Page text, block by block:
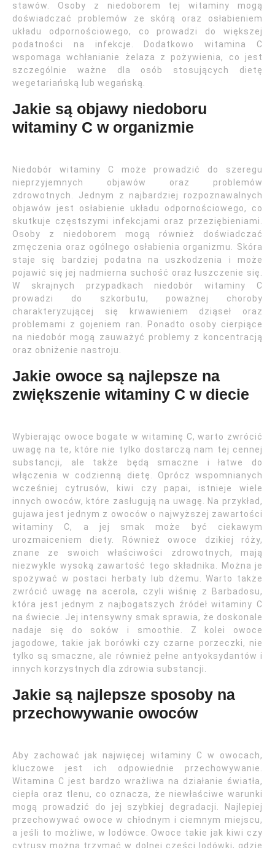
stawów. Osoby z niedoborem tej witaminy mogą
doświadczać problemów ze skórą oraz osłabieniem
układu odpornościowego, co prowadzi do większej
podatności na infekcje. Dodatkowo witamina C
wspomaga wchłanianie żelaza z pożywienia, co jest
szczególnie ważne dla osób stosujących dietę
wegetariańską lub wegańską.
Jakie są objawy niedoboru
witaminy C w organizmie
Niedobór witaminy C może prowadzić do szeregu
nieprzyjemnych objawów oraz problemów
zdrowotnych. Jednym z najbardziej rozpoznawalnych
objawów jest osłabienie układu odpornościowego, co
skutkuje częstszymi infekcjami oraz przeziębieniami.
Osoby z niedoborem mogą również doświadczać
zmęczenia oraz ogólnego osłabienia organizmu. Skóra
staje się bardziej podatna na uszkodzenia i może
pojawić się jej nadmierna suchość oraz łuszczenie się.
W skrajnych przypadkach niedobór witaminy C
prowadzi do szkorbutu, poważnej choroby
charakteryzującej się krwawieniem dziąseł oraz
problemami z gojeniem ran. Ponadto osoby cierpiące
na niedobór mogą zauważyć problemy z koncentracją
oraz obniżenie nastroju.
Jakie owoce są najlepsze na
zwiększenie witaminy C w diecie
Wybierając owoce bogate w witaminę C, warto zwrócić
uwagę na te, które nie tylko dostarczą nam tej cennej
substancji, ale także będą smaczne i łatwe do
włączenia w codzienną dietę. Oprócz wspomnianych
wcześniej cytrusów, kiwi czy papai, istnieje wiele
innych owoców, które zasługują na uwagę. Na przykład,
gujawa jest jednym z owoców o najwyższej zawartości
witaminy C, a jej smak może być ciekawym
urozmaiceniem diety. Również owoce dzikiej róży,
znane ze swoich właściwości zdrowotnych, mają
niezwykle wysoką zawartość tego składnika. Można je
spożywać w postaci herbaty lub dżemu. Warto także
zwrócić uwagę na acerola, czyli wiśnię z Barbadosu,
która jest jednym z najbogatszych źródeł witaminy C
na świecie. Jej intensywny smak sprawia, że doskonale
nadaje się do soków i smoothie. Z kolei owoce
jagodowe, takie jak borówki czy czarne porzeczki, nie
tylko są smaczne, ale również pełne antyoksydantów i
innych korzystnych dla zdrowia substancji.
Jakie są najlepsze sposoby na
przechowywanie owoców
Aby zachować jak najwięcej witaminy C w owocach,
kluczowe jest ich odpowiednie przechowywanie.
Witamina C jest bardzo wrażliwa na działanie światła,
ciepła oraz tlenu, co oznacza, że niewłaściwe warunki
mogą prowadzić do jej szybkiej degradacji. Najlepiej
przechowywać owoce w chłodnym i ciemnym miejscu,
a jeśli to możliwe, w lodówce. Owoce takie jak kiwi czy
cytrusy można trzymać w dolnej części lodówki, gdzie